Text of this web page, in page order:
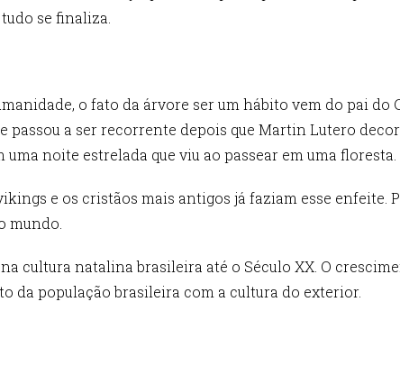
se finaliza.
o fato da árvore ser um hábito vem do pai
passou a ser recorrente depois que Martin Lutero
noite estrelada que viu ao passear em uma floresta.
e os cristãos mais antigos já faziam esse enfeite.
mundo.
cultura natalina brasileira até o Século XX. O
da população brasileira com a cultura do exterior.